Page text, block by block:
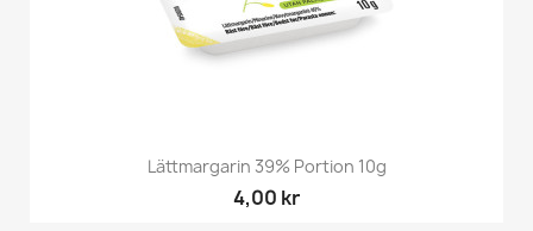
Lättmargarin 39% Portion 10g
4,00 kr